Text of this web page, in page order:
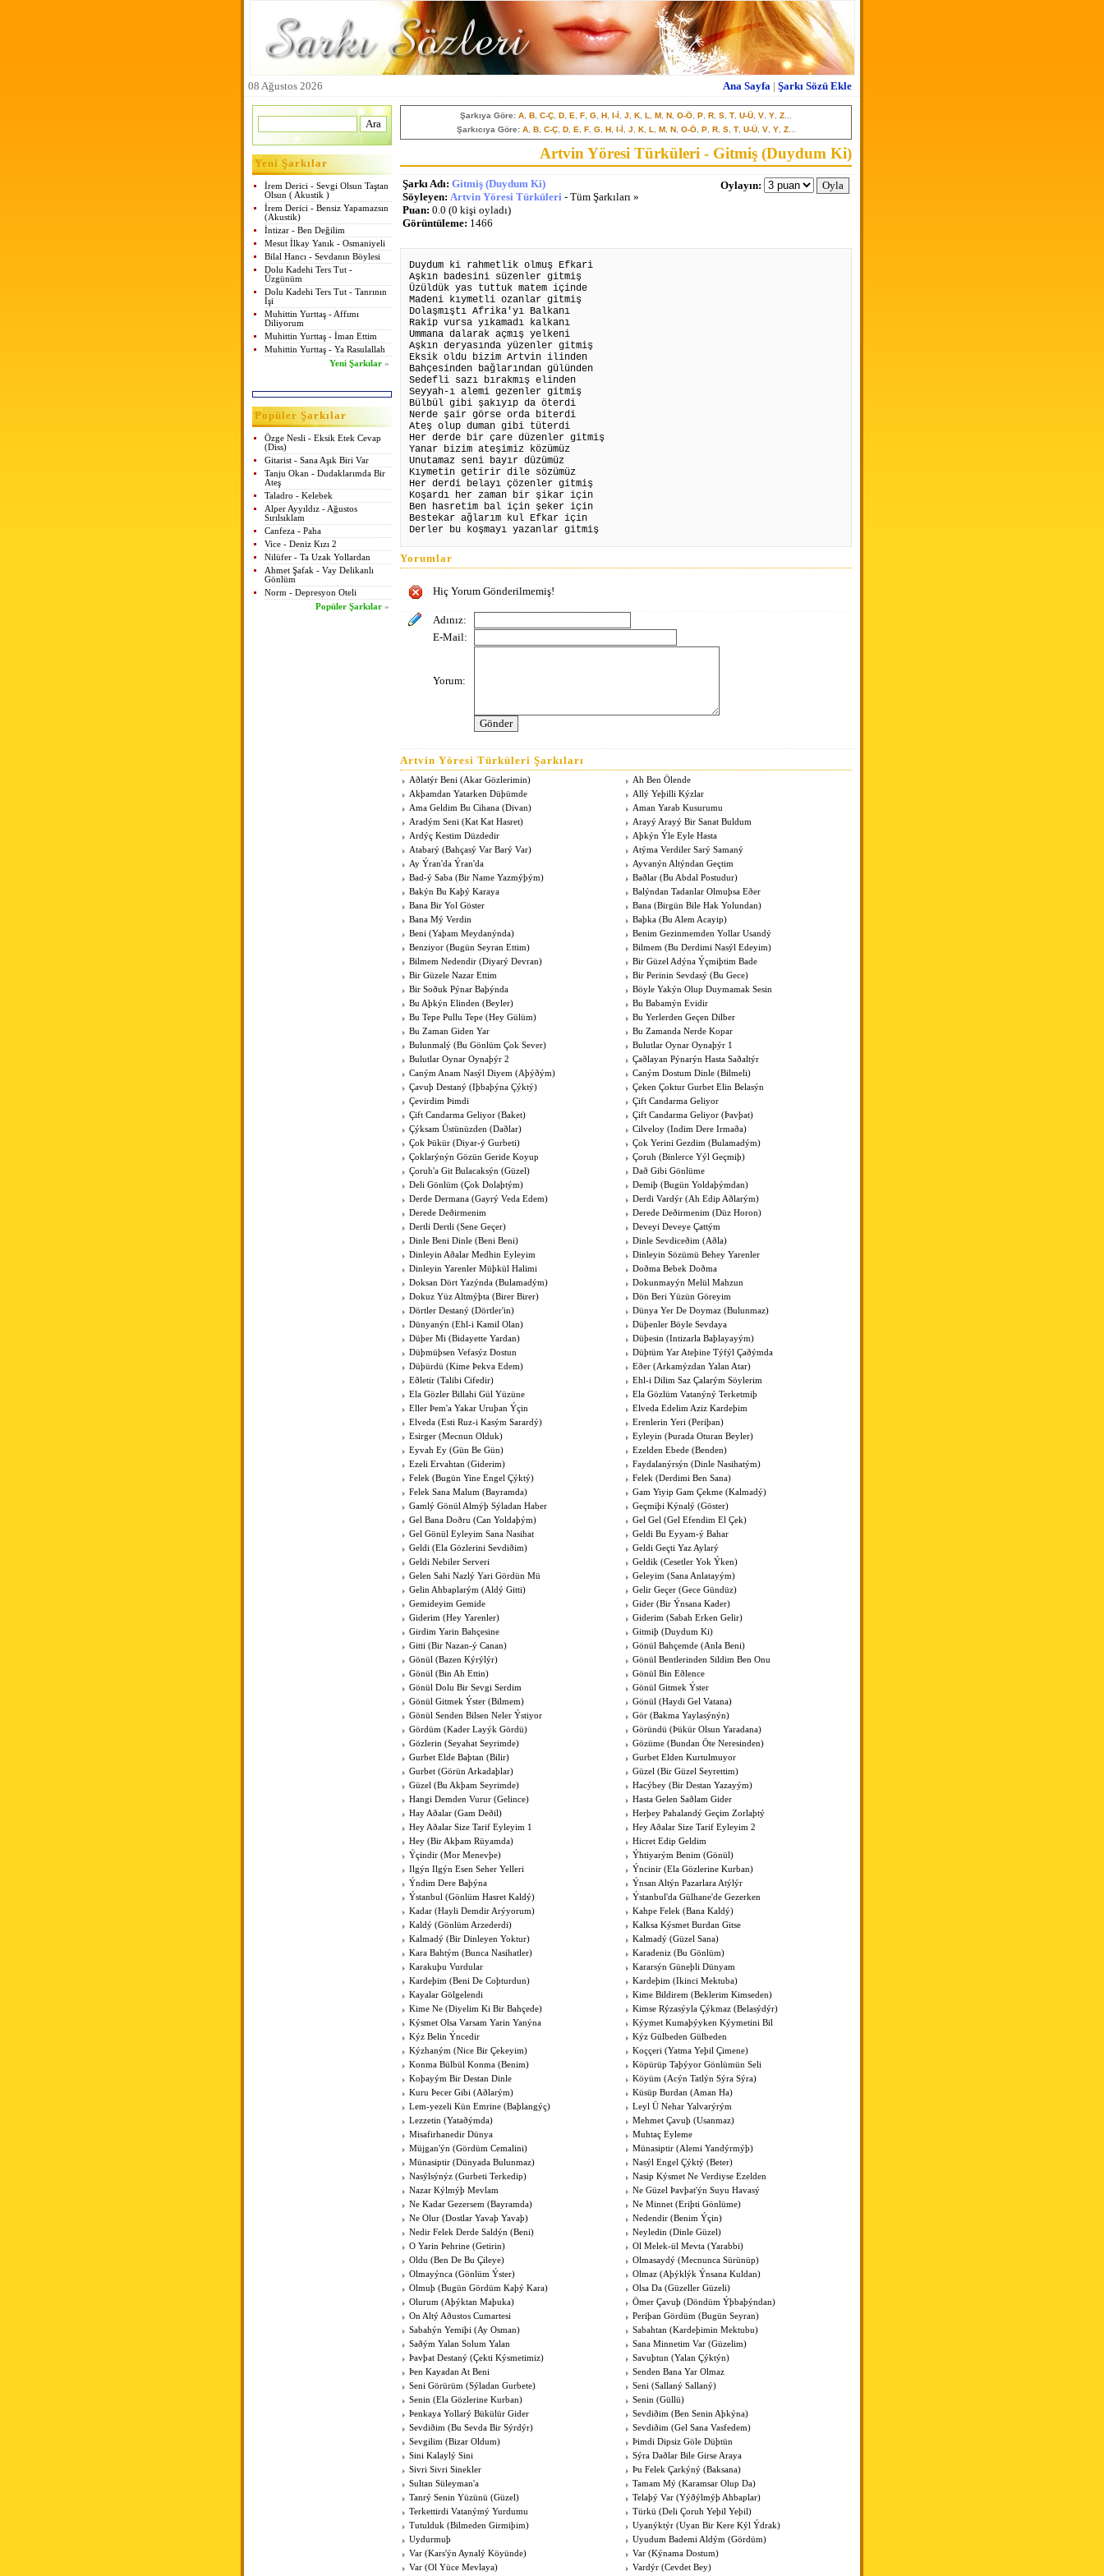
08 Ağustos 2026 Ana Sayfa | Şarkı Sözü Ekle
Yeni Şarkılar
İrem Derici - Sevgi Olsun Taştan
Olsun ( Akustik )
İrem Derici - Bensiz Yapamazsın
(Akustik)
İntizar - Ben Değilim
Mesut İlkay Yanık - Osmaniyeli
Bilal Hancı - Sevdanın Böylesi
Dolu Kadehi Ters Tut -
Üzgünüm
Dolu Kadehi Ters Tut - Tanrının
İşi
Muhittin Yurttaş - Affımı
Diliyorum
Muhittin Yurttaş - İman Ettim
Muhittin Yurttaş - Ya Rasulallah
Yeni Şarkılar »
Popüler Şarkılar
Özge Nesli - Eksik Etek Cevap
(Diss)
Gitarist - Sana Aşık Biri Var
Tanju Okan - Dudaklarımda Bir
Ateş
Taladro - Kelebek
Alper Ayyıldız - Ağustos
Sırılsıklam
Canfeza - Paha
Vice - Deniz Kızı 2
Nilüfer - Ta Uzak Yollardan
Ahmet Şafak - Vay Delikanlı
Gönlüm
Norm - Depresyon Oteli
Popüler Şarkılar »
Şarkıya Göre: A B C-Ç D E F G H I-İ J K L M N O-Ö P R S T U-Ü V Y Z
Şarkıcıya Göre: A, B, C-Ç, D, E F, G, H, I-İ, J K, L M, N, O-Ö, P, R, S, T, U-Ü, V, Y, Z...
Artvin Yöresi Türküleri - Gitmiş (Duydum Ki)
Şarkı Adı: Gitmiş (Duydum Ki)
Söyleyen: Artvin Yöresi Türküleri - Tüm Şarkıları »
Puan: 0.0 (0 kişi oyladı)
Görüntüleme: 1466
Oylayın:
Duydum ki rahmetlik olmuş Efkari
Aşkın badesini süzenler gitmiş
Üzüldük yas tuttuk matem içinde
Madeni kıymetli ozanlar gitmiş
Dolaşmıştı Afrika'yı Balkanı
Rakip vursa yıkamadı kalkanı
Ummana dalarak açmış yelkeni
Aşkın deryasında yüzenler gitmiş
Eksik oldu bizim Artvin ilinden
Bahçesinden bağlarından gülünden
Sedefli sazı bırakmış elinden
Seyyah-ı alemi gezenler gitmiş
Bülbül gibi şakıyıp da öterdi
Nerde şair görse orda biterdi
Ateş olup duman gibi tüterdi
Her derde bir çare düzenler gitmiş
Yanar bizim ateşimiz közümüz
Unutamaz seni bayır düzümüz
Kıymetin getirir dile sözümüz
Her derdi belayı çözenler gitmiş
Koşardı her zaman bir şikar için
Ben hasretim bal için şeker için
Bestekar ağlarım kul Efkar için
Derler bu koşmayı yazanlar gitmiş
Yorumlar
Hiç Yorum Gönderilmemiş!
Adınız:
E-Mail:
Yorum:
Artvin Yöresi Türküleri Şarkıları
Aðlatýr Beni (Akar Gözlerimin)
Ah Ben Ölende
Akþamdan Yatarken Düþümde
Allý Yeþilli Kýzlar
Ama Geldim Bu Cihana (Divan)
Aman Yarab Kusurumu
Aradým Seni (Kat Kat Hasret)
Arayý Arayý Bir Sanat Buldum
Ardýç Kestim Düzdedir
Aþkýn Ýle Eyle Hasta
Atabarý (Bahçasý Var Barý Var)
Atýma Verdiler Sarý Samaný
Ay Ýran'da Ýran'da
Ayvanýn Altýndan Geçtim
Bad-ý Saba (Bir Name Yazmýþým)
Baðlar (Bu Abdal Postudur)
Bakýn Bu Kaþý Karaya
Balýndan Tadanlar Olmuþsa Eðer
Bana Bir Yol Göster
Bana (Birgün Bile Hak Yolundan)
Bana Mý Verdin
Baþka (Bu Alem Acayip)
Beni (Yaþam Meydanýnda)
Benim Gezinmemden Yollar Usandý
Benziyor (Bugün Seyran Ettim)
Bilmem (Bu Derdimi Nasýl Edeyim)
Bilmem Nedendir (Diyarý Devran)
Bir Güzel Adýna Ýçmiþtim Bade
Bir Güzele Nazar Ettim
Bir Perinin Sevdasý (Bu Gece)
Bir Soðuk Pýnar Baþýnda
Böyle Yakýn Olup Duymamak Sesin
Bu Aþkýn Elinden (Beyler)
Bu Babamýn Evidir
Bu Tepe Pullu Tepe (Hey Gülüm)
Bu Yerlerden Geçen Dilber
Bu Zaman Giden Yar
Bu Zamanda Nerde Kopar
Bulunmalý (Bu Gönlüm Çok Sever)
Bulutlar Oynar Oynaþýr 1
Bulutlar Oynar Oynaþýr 2
Çaðlayan Pýnarýn Hasta Saðaltýr
Caným Anam Nasýl Diyem (Aþýðým)
Caným Dostum Dinle (Bilmeli)
Çavuþ Destaný (Iþbaþýna Çýktý)
Çeken Çoktur Gurbet Elin Belasýn
Çevirdim Þimdi
Çift Candarma Geliyor
Çift Candarma Geliyor (Baket)
Çift Candarma Geliyor (Þavþat)
Çýksam Üstünüzden (Daðlar)
Cilveloy (Indim Dere Irmaða)
Çok Þükür (Diyar-ý Gurbeti)
Çok Yerini Gezdim (Bulamadým)
Çoklarýnýn Gözün Geride Koyup
Çoruh (Binlerce Yýl Geçmiþ)
Çoruh'a Git Bulacaksýn (Güzel)
Dað Gibi Gönlüme
Deli Gönlüm (Çok Dolaþtým)
Demiþ (Bugün Yoldaþýmdan)
Derde Dermana (Gayrý Veda Edem)
Derdi Vardýr (Ah Edip Aðlarým)
Derede Deðirmenim
Derede Deðirmenim (Düz Horon)
Dertli Dertli (Sene Geçer)
Deveyi Deveye Çattým
Dinle Beni Dinle (Beni Beni)
Dinle Sevdiceðim (Aðla)
Dinleyin Aðalar Medhin Eyleyim
Dinleyin Sözümü Behey Yarenler
Dinleyin Yarenler Müþkül Halimi
Doðma Bebek Doðma
Doksan Dört Yazýnda (Bulamadým)
Dokunmayýn Melül Mahzun
Dokuz Yüz Altmýþta (Birer Birer)
Dön Beri Yüzün Göreyim
Dörtler Destaný (Dörtler'in)
Dünya Yer De Doymaz (Bulunmaz)
Dünyanýn (Ehl-i Kamil Olan)
Düþenler Böyle Sevdaya
Düþer Mi (Bidayette Yardan)
Düþesin (Intizarla Baþlayayým)
Düþmüþsen Vefasýz Dostun
Düþtüm Yar Ateþine Týfýl Çaðýmda
Düþürdü (Kime Þekva Edem)
Eðer (Arkamýzdan Yalan Atar)
Eðletir (Talibi Cifedir)
Ehl-i Dilim Saz Çalarým Söylerim
Ela Gözler Billahi Gül Yüzüne
Ela Gözlüm Vatanýný Terketmiþ
Eller Þem'a Yakar Uruþan Ýçin
Elveda Edelim Aziz Kardeþim
Elveda (Esti Ruz-i Kasým Sarardý)
Erenlerin Yeri (Periþan)
Esirger (Mecnun Olduk)
Eyleyin (Þurada Oturan Beyler)
Eyvah Ey (Gün Be Gün)
Ezelden Ebede (Benden)
Ezeli Ervahtan (Giderim)
Faydalanýrsýn (Dinle Nasihatým)
Felek (Bugün Yine Engel Çýktý)
Felek (Derdimi Ben Sana)
Felek Sana Malum (Bayramda)
Gam Yiyip Gam Çekme (Kalmadý)
Gamlý Gönül Almýþ Sýladan Haber
Geçmiþi Kýnalý (Göster)
Gel Bana Doðru (Can Yoldaþým)
Gel Gel (Gel Efendim El Çek)
Gel Gönül Eyleyim Sana Nasihat
Geldi Bu Eyyam-ý Bahar
Geldi (Ela Gözlerini Sevdiðim)
Geldi Geçti Yaz Aylarý
Geldi Nebiler Serveri
Geldik (Cesetler Yok Ýken)
Gelen Sahi Nazlý Yari Gördün Mü
Geleyim (Sana Anlatayým)
Gelin Ahbaplarým (Aldý Gitti)
Gelir Geçer (Gece Gündüz)
Gemideyim Gemide
Gider (Bir Ýnsana Kader)
Giderim (Hey Yarenler)
Giderim (Sabah Erken Gelir)
Girdim Yarin Bahçesine
Gitmiþ (Duydum Ki)
Gitti (Bir Nazan-ý Canan)
Gönül Bahçemde (Anla Beni)
Gönül (Bazen Kýrýlýr)
Gönül Bentlerinden Sildim Ben Onu
Gönül (Bin Ah Ettin)
Gönül Bin Eðlence
Gönül Dolu Bir Sevgi Serdim
Gönül Gitmek Ýster
Gönül Gitmek Ýster (Bilmem)
Gönül (Haydi Gel Vatana)
Gönül Senden Bilsen Neler Ýstiyor
Gör (Bakma Yaylasýnýn)
Gördüm (Kader Layýk Gördü)
Göründü (Þükür Olsun Yaradana)
Gözlerin (Seyahat Seyrimde)
Gözüme (Bundan Öte Neresinden)
Gurbet Elde Baþtan (Bilir)
Gurbet Elden Kurtulmuyor
Gurbet (Görün Arkadaþlar)
Güzel (Bir Güzel Seyrettim)
Güzel (Bu Akþam Seyrimde)
Hacýbey (Bir Destan Yazayým)
Hangi Demden Vurur (Gelince)
Hasta Gelen Saðlam Gider
Hay Aðalar (Gam Deðil)
Herþey Pahalandý Geçim Zorlaþtý
Hey Aðalar Size Tarif Eyleyim 1
Hey Aðalar Size Tarif Eyleyim 2
Hey (Bir Akþam Rüyamda)
Hicret Edip Geldim
Ýçindir (Mor Menevþe)
Ýhtiyarým Benim (Gönül)
Ilgýn Ilgýn Esen Seher Yelleri
Ýncinir (Ela Gözlerine Kurban)
Ýndim Dere Baþýna
Ýnsan Altýn Pazarlara Atýlýr
Ýstanbul (Gönlüm Hasret Kaldý)
Ýstanbul'da Gülhane'de Gezerken
Kadar (Hayli Demdir Arýyorum)
Kahpe Felek (Bana Kaldý)
Kaldý (Gönlüm Arzederdi)
Kalksa Kýsmet Burdan Gitse
Kalmadý (Bir Dinleyen Yoktur)
Kalmadý (Güzel Sana)
Kara Bahtým (Bunca Nasihatler)
Karadeniz (Bu Gönlüm)
Karakuþu Vurdular
Kararsýn Güneþli Dünyam
Kardeþim (Beni De Coþturdun)
Kardeþim (Ikinci Mektuba)
Kayalar Gölgelendi
Kime Bildirem (Beklerim Kimseden)
Kime Ne (Diyelim Ki Bir Bahçede)
Kimse Rýzasýyla Çýkmaz (Belasýdýr)
Kýsmet Olsa Varsam Yarin Yanýna
Kýymet Kumaþýyken Kýymetini Bil
Kýz Belin Ýncedir
Kýz Gülbeden Gülbeden
Kýzhaným (Nice Bir Çekeyim)
Koççeri (Yatma Yeþil Çimene)
Konma Bülbül Konma (Benim)
Köpürüp Taþýyor Gönlümün Seli
Koþayým Bir Destan Dinle
Köyüm (Acýn Tatlýn Sýra Sýra)
Kuru Þecer Gibi (Aðlarým)
Küsüp Burdan (Aman Ha)
Lem-yezeli Kün Emrine (Baþlangýç)
Leyl Ü Nehar Yalvarýrým
Lezzetin (Yataðýmda)
Mehmet Çavuþ (Usanmaz)
Misafirhanedir Dünya
Muhtaç Eyleme
Müjgan'ýn (Gördüm Cemalini)
Münasiptir (Alemi Yandýrmýþ)
Münasiptir (Dünyada Bulunmaz)
Nasýl Engel Çýktý (Beter)
Nasýlsýnýz (Gurbeti Terkedip)
Nasip Kýsmet Ne Verdiyse Ezelden
Nazar Kýlmýþ Mevlam
Ne Güzel Þavþat'ýn Suyu Havasý
Ne Kadar Gezersem (Bayramda)
Ne Minnet (Eriþti Gönlüme)
Ne Olur (Dostlar Yavaþ Yavaþ)
Nedendir (Benim Ýçin)
Nedir Felek Derde Saldýn (Beni)
Neyledin (Dinle Güzel)
O Yarin Þehrine (Getirin)
Ol Melek-ül Mevta (Yarabbi)
Oldu (Ben De Bu Çileye)
Olmasaydý (Mecnunca Sürünüp)
Olmayýnca (Gönlüm Ýster)
Olmaz (Aþýklýk Ýnsana Kuldan)
Olmuþ (Bugün Gördüm Kaþý Kara)
Olsa Da (Güzeller Güzeli)
Olurum (Aþýktan Maþuka)
Ömer Çavuþ (Döndüm Ýþbaþýndan)
On Altý Aðustos Cumartesi
Periþan Gördüm (Bugün Seyran)
Sabahýn Yemiþi (Ay Osman)
Sabahtan (Kardeþimin Mektubu)
Saðým Yalan Solum Yalan
Sana Minnetim Var (Güzelim)
Þavþat Destaný (Çekti Kýsmetimiz)
Savuþtun (Yalan Çýktýn)
Þen Kayadan At Beni
Senden Bana Yar Olmaz
Seni Görürüm (Sýladan Gurbete)
Seni (Sallaný Sallaný)
Senin (Ela Gözlerine Kurban)
Senin (Güllü)
Þenkaya Yollarý Bükülür Gider
Sevdiðim (Ben Senin Aþkýna)
Sevdiðim (Bu Sevda Bir Sýrdýr)
Sevdiðim (Gel Sana Vasfedem)
Sevgilim (Bizar Oldum)
Þimdi Dipsiz Göle Düþtün
Sini Kalaylý Sini
Sýra Daðlar Bile Girse Araya
Sivri Sivri Sinekler
Þu Felek Çarkýný (Baksana)
Sultan Süleyman'a
Tamam Mý (Karamsar Olup Da)
Tanrý Senin Yüzünü (Güzel)
Telaþý Var (Yýðýlmýþ Ahbaplar)
Terkettirdi Vatanýmý Yurdumu
Türkü (Deli Çoruh Yeþil Yeþil)
Tutulduk (Bilmeden Girmiþim)
Uyanýktýr (Uyan Bir Kere Kýl Ýdrak)
Uydurmuþ
Uyudum Bademi Aldým (Gördüm)
Var (Kars'ýn Aynalý Köyünde)
Var (Kýnama Dostum)
Var (Ol Yüce Mevlaya)
Vardýr (Cevdet Bey)